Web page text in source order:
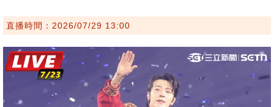
直播時間：2026/07/29 13:00